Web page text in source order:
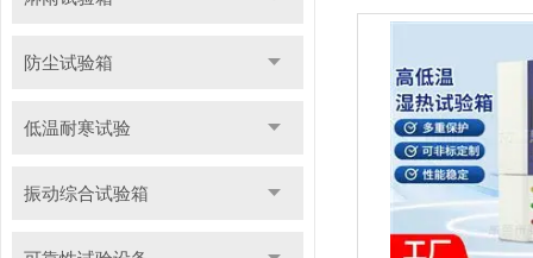
防尘试验箱
低温耐寒试验
振动综合试验箱